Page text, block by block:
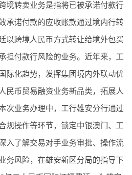
转卖业务是指将已被承诺付款行
承诺付款的应收账款通过境内行转
以跨境人民币方式转让给境外包买
担付款行风险的业务。近年来，工
际化趋势，发挥集团境内外联动优
民币贸易融资业务新品类，拓展人
次业务办理中，工行雄安分行通过
规操作等环节，锁定中银澳门、工
入了解交易对手业务审批、操作流
务风险，在雄安新区分局的指导下